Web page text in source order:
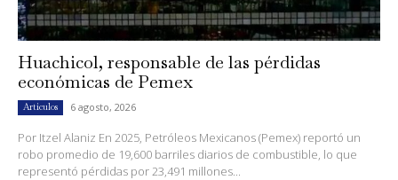
Huachicol, responsable de las pérdidas
económicas de Pemex
Artículos 6 agosto, 2026
Por Itzel Alaniz En 2025, Petróleos Mexicanos (Pemex) reportó un
robo promedio de 19,600 barriles diarios de combustible, lo que
representó pérdidas por 23,491 millones...